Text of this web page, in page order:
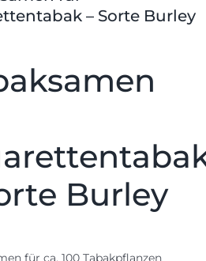
– Sorte Burley
Burley
für ca. 100 Tabakpflanzen